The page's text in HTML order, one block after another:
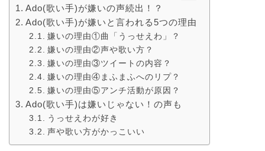
Ado(歌い手)が嫌いの声続出！？
Ado(歌い手)が嫌いと言われる5つの理由
嫌いの理由①曲「うっせえわ」？
嫌いの理由②声や歌い方？
嫌いの理由③ツイートの内容？
嫌いの理由④まふまふへのリプ？
嫌いの理由⑤アンチ活動が原因？
Ado(歌い手)は嫌いじゃない！の声も
うっせえわが好き
声や歌い方がかっこいい